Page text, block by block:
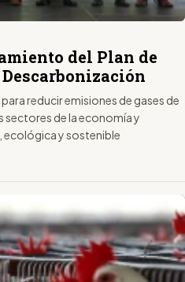
del Plan de
reducir emisiones de gases de
de la economía y
ecológica y sostenible